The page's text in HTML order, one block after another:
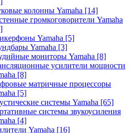
колонны Yamaha [14]
громкоговорители Yamaha
Yamaha [5]
Yamaha [3]
мониторы Yamaha [8]
усилители мощности
[8]
матричные процессоры
[5]
системы Yamaha [65]
системы звукоусиления
[4]
Yamaha [16]